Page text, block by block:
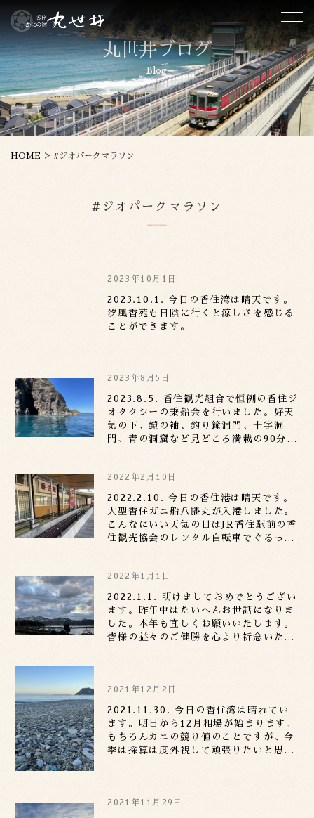
丸世井ブログ
Blog
HOME > #ジオパークマラソン
#ジオパークマラソン
2023年10月1日
2023.10.1. 今日の香住湾は晴天です。
汐風香苑も日陰に行くと涼しさを感じる
ことができます。
2023年8月5日
2023.8.5. 香住観光組合で恒例の香住ジ
オタクシーの乗船会を行いました。好天
気の下、鎧の袖、釣り鐘洞門、十字洞
門、青の洞窟など見どころ満載の90分コ
天井から差し込む光がドンピシャリでし
た。
2022年2月10日
2022.2.10. 今日の香住港は晴天です。
大型香住ガニ船八幡丸が入港しました。
こんなにいい天気の日はJR香住駅前の香
住観光協会のレンタル自転車でぐるっと
2022年1月1日
2022.1.1. 明けましておめでとうござい
ます。昨年中はたいへんお世話になりま
した。本年も宜しくお願いいたします。
皆様の益々のご健勝を心より祈念いたし
2021年12月2日
2021.11.30. 今日の香住湾は晴れてい
ます。明日から12月相場が始まります。
もちろんカニの競り値のことですが、今
季は採算は度外視して頑張りたいと思い
2021年11月29日